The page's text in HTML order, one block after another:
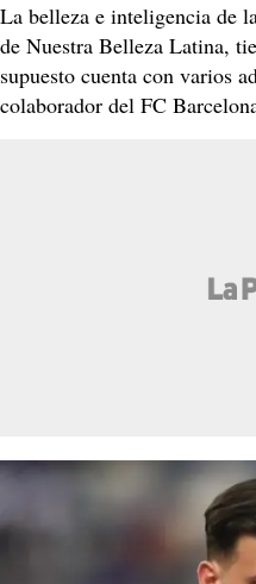
La belleza e inteligencia de
de Nuestra Belleza Latina,
supuesto cuenta con varios
colaborador del FC